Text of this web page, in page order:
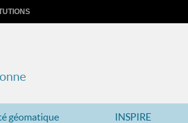
géomatique INSPIRE